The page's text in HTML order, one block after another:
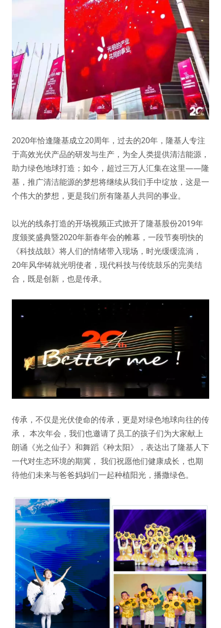
2020年恰逢隆基成立20周年，过去的20年，隆基人专注
于高效光伏产品的研发与生产，为全人类提供清洁能源，
助力绿色地球打造；如今，超过三万人汇集在这里——隆
基，推广清洁能源的梦想将继续从我们手中绽放，这是一
个伟大的梦想，更是我们所有隆基人共同的事业。
以光的线条打造的开场视频正式掀开了隆基股份2019年
度颁奖盛典暨2020年新春年会的帷幕，一段节奏明快的
《科技战鼓》将人们的情绪带入现场，时光缓缓流淌，
20年风华铸就光明使者，现代科技与传统鼓乐的完美结
合，既是创新，也是传承。
传承，不仅是光伏使命的传承，更是对绿色地球向往的传
承， 本次年会，我们也邀请了员工的孩子们为大家献上
朗诵《光之仙子》和舞蹈《种太阳》，表达出了隆基人下
一代对生态环境的期冀， 我们祝愿他们健康成长，也期
待他们未来与爸爸妈妈们一起种植阳光，播撒绿色。